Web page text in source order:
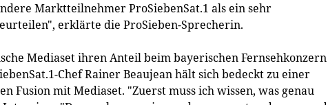
Marktteilnehmer ProSiebenSat.1 als ein sehr
erklärte die ProSieben-Sprecherin.
Mediaset ihren Anteil beim bayerischen Fernsehkonzern
Chef Rainer Beaujean hält sich bedeckt zu einer
Fusion mit Mediaset. "Zuerst muss ich wissen, was genau